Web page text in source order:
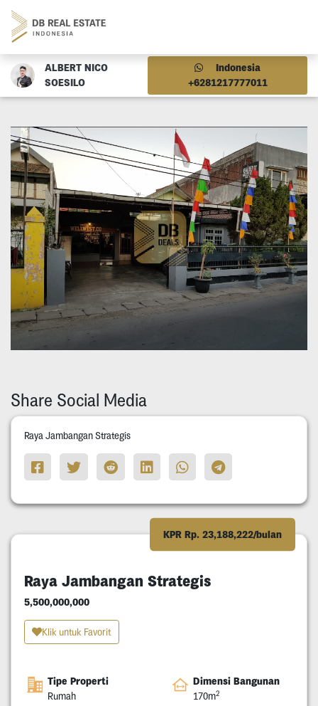
ALBERT NICO
SOESILO
Indonesia
+6281217777011
Share Social Media
Raya Jambangan Strategis
KPR Rp. 23,188,222/bulan
Raya Jambangan Strategis
5,500,000,000
Klik untuk Favorit
Tipe Properti
Rumah
Dimensi Bangunan
170m2